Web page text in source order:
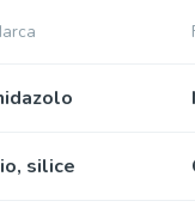
silice